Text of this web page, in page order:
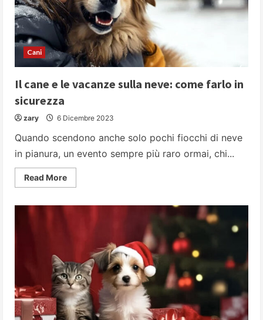
Cani
Il cane e le vacanze sulla neve: come farlo in
sicurezza
zary 6 Dicembre 2023
Quando scendono anche solo pochi fiocchi di neve
in pianura, un evento sempre più raro ormai, chi...
Read MoreRead
more
e
come
farlo
in
sicurezza